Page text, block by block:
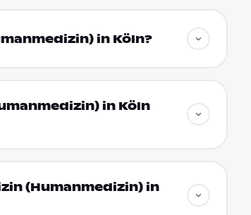
in Köln?
in Köln
(Humanmedizin) in